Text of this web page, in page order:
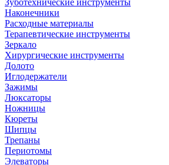
Зуботехнические инструменты
Наконечники
Расходные материалы
Терапевтические инструменты
Зеркало
Хирургические инструменты
Долото
Иглодержатели
Зажимы
Люксаторы
Ножницы
Кюреты
Шипцы
Трепаны
Периотомы
Элеваторы